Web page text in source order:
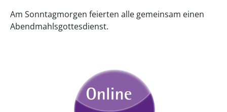
Am Sonntagmorgen feierten alle gemeinsam einen
Abendmahlsgottesdienst.